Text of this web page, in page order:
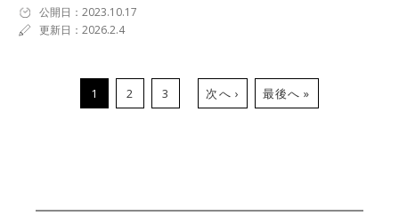
公開日：2023.10.17
更新日：2026.2.4
1 2 3 次へ › 最後へ »